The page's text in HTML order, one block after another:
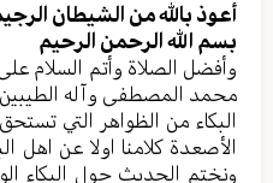
أعوذ بالله من الشیطان
بسم الله الرحمن الرحیم
وأفضل الصلاة وأتم السلام
محمد المصطفی وآله الطیبین
البکاء من الظواهر التي
الأصعدة کلامنا اولا عن اهل
ونختم الحدیث حول البکاء